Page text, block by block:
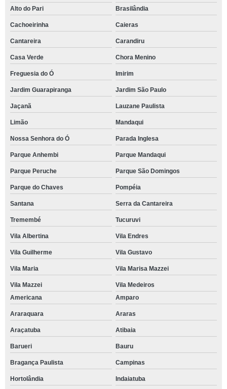
Alto do Pari
Brasilândia
Cachoeirinha Caieras
Cantareira Carandiru
Casa Verde Chora Menino
Freguesia do Ó Imirim
Jardim Guarapiranga Jardim São Paulo
Jaçanã Lauzane Paulista
Limão Mandaqui
Nossa Senhora do Ó Parada Inglesa
Parque Anhembi Parque Mandaqui
Parque Peruche Parque São Domingos
Parque do Chaves Pompéia
Santana Serra da Cantareira
Tremembé Tucuruvi
Vila Albertina Vila Endres
Vila Guilherme Vila Gustavo
Vila Maria Vila Marisa Mazzei
Vila Mazzei
Vila Medeiros
Americana
Amparo
Araraquara Araras
Araçatuba Atibaia
Barueri Bauru
Bragança Paulista Campinas
Hortolândia Indaiatuba